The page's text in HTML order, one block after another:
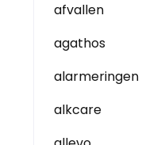
afvallen
agathos
alarmeringen
alkcare